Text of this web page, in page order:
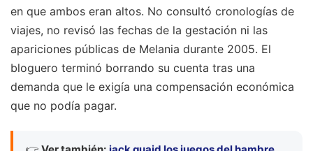
en que ambos eran altos. No consultó cronologías de
viajes, no revisó las fechas de la gestación ni las
apariciones públicas de Melania durante 2005. El
bloguero terminó borrando su cuenta tras una
demanda que le exigía una compensación económica
que no podía pagar.